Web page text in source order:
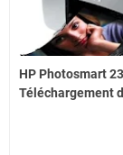
HP Photosmart
Téléchargement